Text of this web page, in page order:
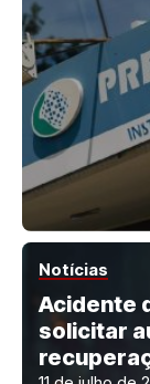
Notícias
Acidente
solicitar